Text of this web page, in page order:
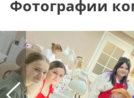
Фотографии